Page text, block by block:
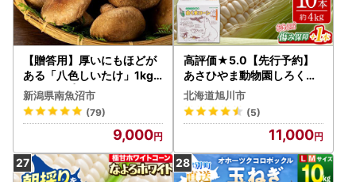
【贈答用】厚いにもほどが
ある「八色しいたけ」1kg
厳選 大型 | しいたけ
新潟県南魚沼市
(79)
9,000
高評価★5.0【先行予約】
あさひやま動物園しろくま
コーン4kg(ホワイトレディ
10本)2026年8月下旬から
発送開始 | とうもろこし 北
海道産とうもろこし _0030
8
北海道旭川市
(5)
11,000